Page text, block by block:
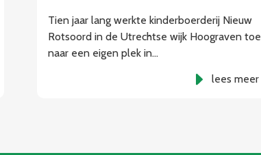
Tien jaar lang werkte kinderboerderij Nieuw
Rotsoord in de Utrechtse wijk Hoograven toe
naar een eigen plek in…
lees meer